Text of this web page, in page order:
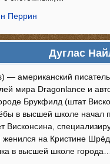
Перрин
Дуглас
— американский
мира Dragonlance и
Брукфилд (штат
в высшей школе начал
Висконсина,
женился на Кристине
в высшей школе города…